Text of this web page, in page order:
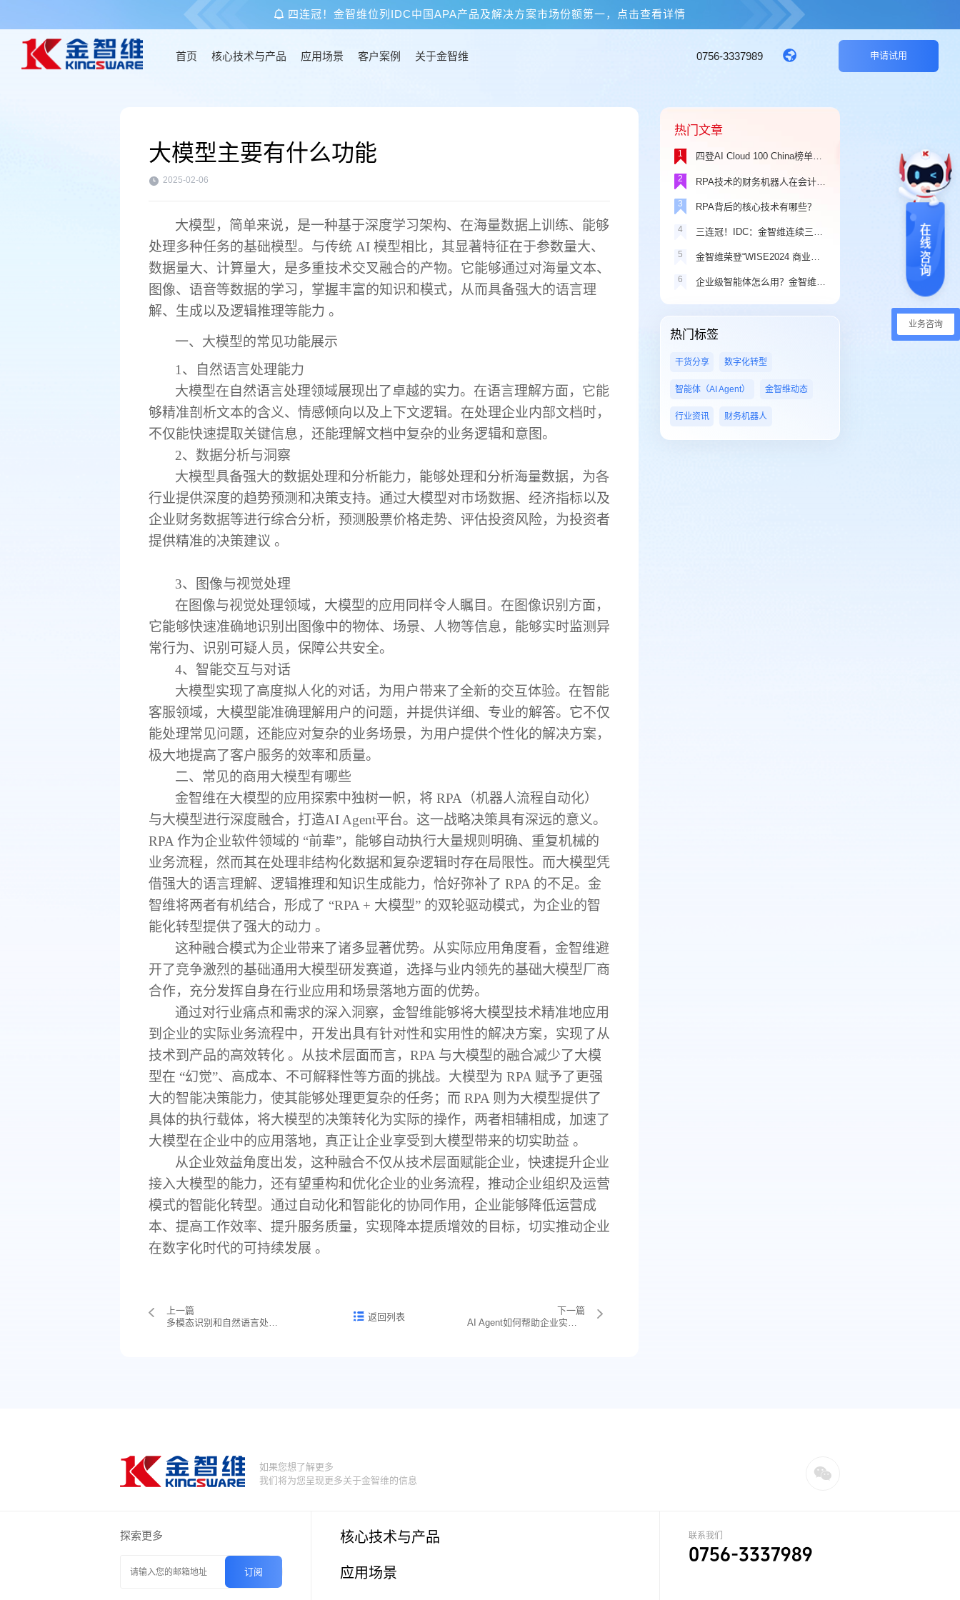
四连冠！金智维位列IDC中国APA产品及解决方案市场份额第一，点击查看详情
首页 核心技术与产品 应用场景 客户案例 关于金智维 0756-3337989 申请试用
大模型主要有什么功能
2025-02-06
大模型，简单来说，是一种基于深度学习架构、在海量数据上训练、能够
处理多种任务的基础模型。与传统 AI 模型相比，其显著特征在于参数量大、
数据量大、计算量大，是多重技术交叉融合的产物。它能够通过对海量文本、
图像、语音等数据的学习，掌握丰富的知识和模式，从而具备强大的语言理
解、生成以及逻辑推理等能力 。
一、大模型的常见功能展示
1、自然语言处理能力
大模型在自然语言处理领域展现出了卓越的实力。在语言理解方面，它能
够精准剖析文本的含义、情感倾向以及上下文逻辑。在处理企业内部文档时，
不仅能快速提取关键信息，还能理解文档中复杂的业务逻辑和意图。
2、 数据分析与洞察
大模型具备强大的数据处理和分析能力，能够处理和分析海量数据，为各
行业提供深度的趋势预测和决策支持。通过大模型对市场数据、经济指标以及
企业财务数据等进行综合分析，预测股票价格走势、评估投资风险，为投资者
提供精准的决策建议 。
3、
图像与视觉处理
在图像与视觉处理领域，大模型的应用同样令人瞩目。在图像识别方面，
它能够快速准确地识别出图像中的物体、场景、人物等信息，能够实时监测异
常行为、识别可疑人员，保障公共安全。
4、 智能交互与对话
大模型实现了高度拟人化的对话，为用户带来了全新的交互体验。在智能
客服领域，大模型能准确理解用户的问题，并提供详细、专业的解答。它不仅
能处理常见问题，还能应对复杂的业务场景，为用户提供个性化的解决方案，
极大地提高了客户服务的效率和质量。
二、 常见的商用大模型有哪些
金智维在大模型的应用探索中独树一帜，将 RPA（机器人流程自动化）
与大模型进行深度融合，打造AI Agent平台。这一战略决策具有深远的意义。
RPA 作为企业软件领域的 “前辈”，能够自动执行大量规则明确、重复机械的
业务流程，然而其在处理非结构化数据和复杂逻辑时存在局限性。而大模型凭
借强大的语言理解、逻辑推理和知识生成能力，恰好弥补了 RPA 的不足。金
智维将两者有机结合，形成了 “RPA + 大模型” 的双轮驱动模式，为企业的智
能化转型提供了强大的动力 。
这种融合模式为企业带来了诸多显著优势。从实际应用角度看，金智维避
开了竞争激烈的基础通用大模型研发赛道，选择与业内领先的基础大模型厂商
合作，充分发挥自身在行业应用和场景落地方面的优势。
通过对行业痛点和需求的深入洞察，金智维能够将大模型技术精准地应用
到企业的实际业务流程中，开发出具有针对性和实用性的解决方案，实现了从
技术到产品的高效转化 。从技术层面而言， RPA 与大模型的融合减少了大模
型在 “幻觉”、高成本、不可解释性等方面的挑战。大模型为 RPA 赋予了更强
大的智能决策能力，使其能够处理更复杂的任务；而 RPA 则为大模型提供了
具体的执行载体，将大模型的决策转化为实际的操作，两者相辅相成，加速了
大模型在企业中的应用落地，真正让企业享受到大模型带来的切实助益 。
从企业效益角度出发，这种融合不仅从技术层面赋能企业，快速提升企业
接入大模型的能力，还有望重构和优化企业的业务流程，推动企业组织及运营
模式的智能化转型。通过自动化和智能化的协同作用，企业能够降低运营成
本、提高工作效率、提升服务质量，实现降本提质增效的目标，切实推动企业
在数字化时代的可持续发展 。
上一篇
多模态识别和自然语言处理有什么区别
返回列表
下一篇
AI Agent如何帮助企业实现数字化转型？
热门文章
1 四登AI Cloud 100 China榜单，金智维品牌价值持续攀升！
2 RPA技术的财务机器人在会计领域应用中存在的问题
3 RPA背后的核心技术有哪些？
4 三连冠！IDC：金智维连续三年蝉联中国RPA+AI解决方案市场份额第一
5 金智维荣登“WISE2024 商业之王年度最具商业价值企业”榜单
6 企业级智能体怎么用？金智维Ki-AgentS三大场景演示一看就懂
热门标签
干货分享 数字化转型
智能体（AI Agent） 金智维动态
行业资讯 财务机器人
如果您想了解更多
我们将为您呈现更多关于金智维的信息
探索更多 核心技术与产品
应用场景
联系我们
0756-3337989
业务咨询